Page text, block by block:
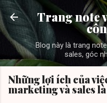
Skip to
Trang note
Blog này là trang
sales, góc
Những lợi ích của
marketing và sales